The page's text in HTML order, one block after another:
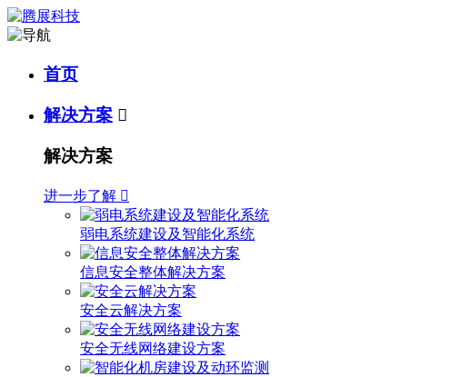
首页
解决方案 
解决方案
进一步了解 
弱电系统建设及智能化系统
信息安全整体解决方案
安全云解决方案
安全无线网络建设方案